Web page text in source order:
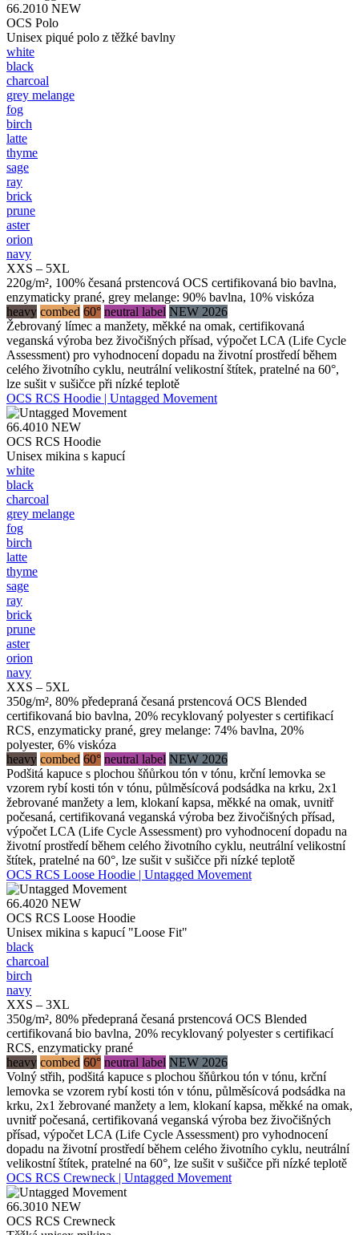
66.2010 NEW
OCS Polo
Unisex piqué polo z těžké bavlny
white
black
charcoal
grey melange
fog
birch
latte
thyme
sage
ray
brick
prune
aster
orion
navy
XXS – 5XL
220g/m², 100% česaná prstencová OCS certifikovaná bio bavlna,
enzymaticky prané, grey melange: 90% bavlna, 10% viskóza
heavy combed 60° neutral label NEW 2026
Žebrovaný límec a manžety, měkké na omak, certifikovaná
veganská výroba bez živočišných přísad, výpočet LCA (Life Cycle
Assessment) pro vyhodnocení dopadu na životní prostředí během
celého životního cyklu, neutrální velikostní štítek, pratelné na 60°,
lze sušit v sušičce při nízké teplotě
OCS RCS Hoodie | Untagged Movement
66.4010 NEW
OCS RCS Hoodie
Unisex mikina s kapucí
white
black
charcoal
grey melange
fog
birch
latte
thyme
sage
ray
brick
prune
aster
orion
navy
XXS – 5XL
350g/m², 80% předepraná česaná prstencová OCS Blended
certifikovaná bio bavlna, 20% recyklovaný polyester s certifikací
RCS, enzymaticky prané, grey melange: 74% bavlna, 20%
polyester, 6% viskóza
heavy combed 60° neutral label NEW 2026
Podšitá kapuce s plochou šňůrkou tón v tónu, krční lemovka se
vzorem rybí kosti tón v tónu, půlměsícová podsádka na krku, 2x1
žebrované manžety a lem, klokaní kapsa, měkké na omak, uvnitř
počesaná, certifikovaná veganská výroba bez živočišných přísad,
výpočet LCA (Life Cycle Assessment) pro vyhodnocení dopadu na
životní prostředí během celého životního cyklu, neutrální velikostní
štítek, pratelné na 60°, lze sušit v sušičce při nízké teplotě
OCS RCS Loose Hoodie | Untagged Movement
66.4020 NEW
OCS RCS Loose Hoodie
Unisex mikina s kapucí "Loose Fit"
black
charcoal
birch
navy
XXS – 3XL
350g/m², 80% předepraná česaná prstencová OCS Blended
certifikovaná bio bavlna, 20% recyklovaný polyester s certifikací
RCS, enzymaticky prané
heavy combed 60° neutral label NEW 2026
Volný střih, podšitá kapuce s plochou šňůrkou tón v tónu, krční
lemovka se vzorem rybí kosti tón v tónu, půlměsícová podsádka na
krku, 2x1 žebrované manžety a lem, klokaní kapsa, měkké na omak,
uvnitř počesaná, certifikovaná veganská výroba bez živočišných
přísad, výpočet LCA (Life Cycle Assessment) pro vyhodnocení
dopadu na životní prostředí během celého životního cyklu, neutrální
velikostní štítek, pratelné na 60°, lze sušit v sušičce při nízké teplotě
OCS RCS Crewneck | Untagged Movement
66.3010 NEW
OCS RCS Crewneck